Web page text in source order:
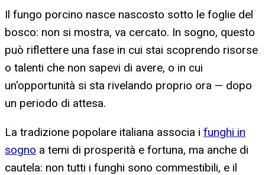
Il fungo porcino nasce nascosto sotto le foglie del
bosco: non si mostra, va cercato. In sogno, questo
può riflettere una fase in cui stai scoprendo risorse
o talenti che non sapevi di avere, o in cui
un'opportunità si sta rivelando proprio ora — dopo
un periodo di attesa.
La tradizione popolare italiana associa i funghi in
sogno a temi di prosperità e fortuna, ma anche di
cautela: non tutti i funghi sono commestibili, e il